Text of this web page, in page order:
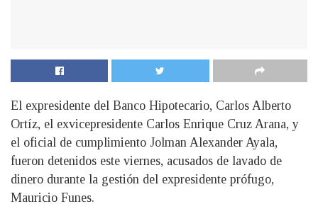
El expresidente del Banco Hipotecario, Carlos Alberto
Ortíz, el exvicepresidente Carlos Enrique Cruz Arana, y
el oficial de cumplimiento Jolman Alexander Ayala,
fueron detenidos este viernes, acusados de lavado de
dinero durante la gestión del expresidente prófugo,
Mauricio Funes.